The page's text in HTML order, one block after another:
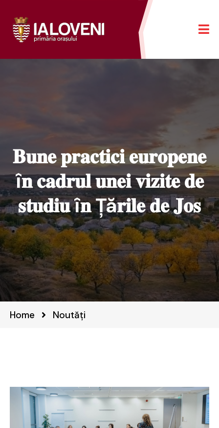
𝐁𝐮𝐧𝐞 𝐩𝐫𝐚𝐜𝐭𝐢𝐜𝐢 𝐞𝐮𝐫𝐨𝐩𝐞𝐧𝐞
î𝐧 𝐜𝐚𝐝𝐫𝐮𝐥 𝐮𝐧𝐞𝐢 𝐯𝐢𝐳𝐢𝐭𝐞 𝐝𝐞
𝐬𝐭𝐮𝐝𝐢𝐮 î𝐧 Ță𝐫𝐢𝐥𝐞 𝐝𝐞 𝐉𝐨𝐬
Home Noutăți